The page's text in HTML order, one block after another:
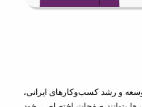
و رشد کسب‌وکارهای ایرانی،